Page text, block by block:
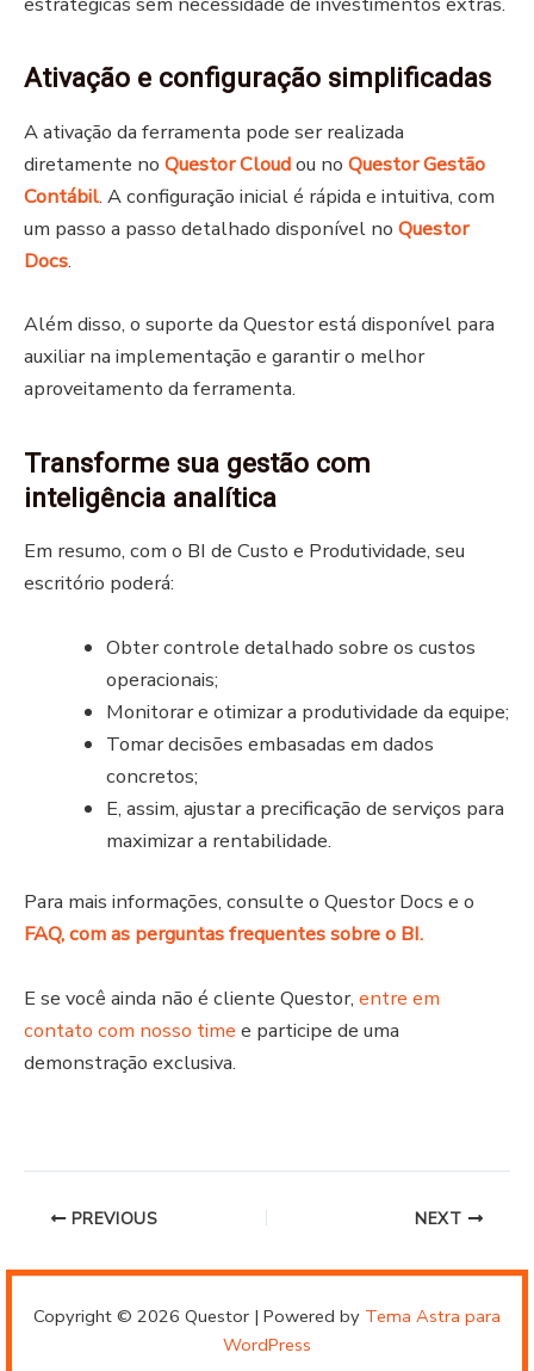
Ativação e configuração simplificadas
A ativação da ferramenta pode ser realizada
diretamente no Questor Cloudou no Questor Gestão
Contábil. A configuração inicial é rápida e intuitiva, com
um passo a passo detalhado disponível no Questor
Docs.
Além disso, o suporte da Questor está disponível para
auxiliar na implementação e garantir o melhor
aproveitamento da ferramenta.
Transforme sua gestão com
inteligência analítica
Em resumo, com o BI de Custo e Produtividade, seu
escritório poderá:
Obter controle detalhado sobre os custos
operacionais;
Monitorar e otimizar a produtividade da equipe;
Tomar decisões embasadas em dados
concretos;
E, assim, ajustar a precificação de serviços para
maximizar a rentabilidade.
Para mais informações, consulte o Questor Docs e o
FAQ, com as perguntas frequentes sobre o BI.
E se você ainda não é cliente Questor, entre em
contato com nosso time e participe de uma
demonstração exclusiva.
PREVIOUS NEXT
Copyright © 2026 Questor | Powered by Tema Astra para
WordPress